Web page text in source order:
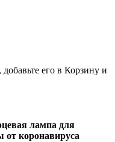
его в Корзину и
лампа для
коронавируса